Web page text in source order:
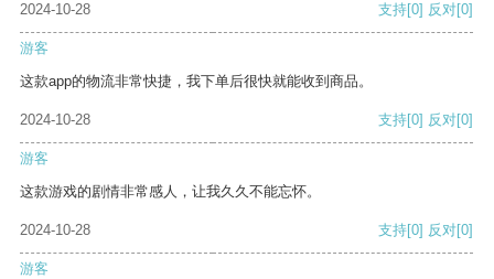
2024-10-28 支持[0] 反对[0]
游客
这款app的物流非常快捷，我下单后很快就能收到商品。
2024-10-28 支持[0] 反对[0]
游客
这款游戏的剧情非常感人，让我久久不能忘怀。
2024-10-28 支持[0] 反对[0]
游客